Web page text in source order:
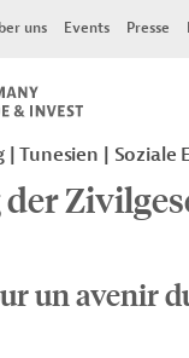
uns Events Presse
Tunesien Soziale
un avenir